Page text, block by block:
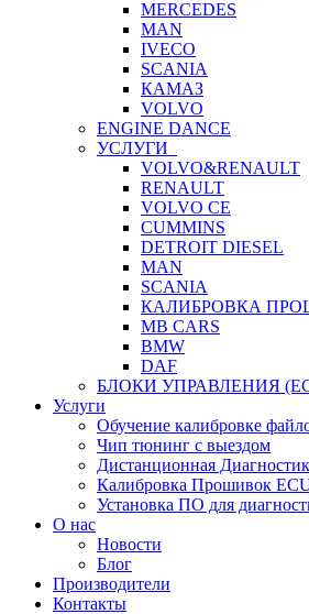
MERCEDES
MAN
IVECO
SCANIA
КАМАЗ
VOLVO
ENGINE DANCE
УСЛУГИ
VOLVO&RENAULT
RENAULT
VOLVO CE
CUMMINS
DETROIT DIESEL
MAN
SCANIA
КАЛИБРОВКА
MB CARS
BMW
DAF
БЛОКИ УПРАВЛЕНИЯ
Услуги
Обучение калибровке
Чип тюнинг с выездом
Дистанционная
Калибровка Прошивок
Установка ПО для
О нас
Новости
Блог
Производители
Контакты